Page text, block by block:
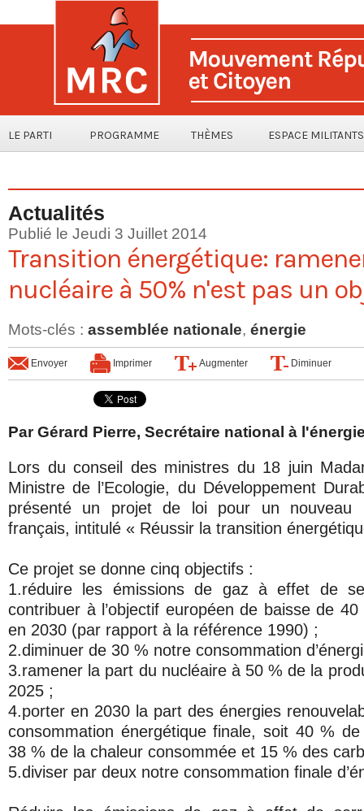
LE PARTI PROGRAMME THÈMES ESPACE MILITANTS
Actualités
Publié le Jeudi 3 Juillet 2014
Transition énergétique:
nucléaire à 50% n'est pas un
Mots-clés : assemblée nationale, énergie
Envoyer Imprimer Augmenter Diminuer
Par Gérard Pierre, Secrétaire national à
Lors du conseil des ministres du 18 juin
Ministre de l’Ecologie, du Développement
présenté un projet de loi pour un nouveau
français, intitulé « Réussir la transition
Ce projet se donne cinq objectifs :
1.réduire les émissions de gaz à effet de
contribuer à l’objectif européen de baisse de
en 2030 (par rapport à la référence 1990) ;
2.diminuer de 30 % notre consommation
3.ramener la part du nucléaire à 50 % de la
2025 ;
4.porter en 2030 la part des énergies
consommation énergétique finale, soit 40 % de
38 % de la chaleur consommée et 15 % des
5.diviser par deux notre consommation finale